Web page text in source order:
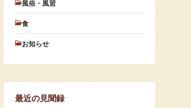
風俗・風習
食
お知らせ
最近の見聞録